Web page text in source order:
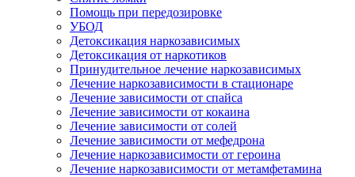
Помощь при передозировке
УБОД
Детоксикация наркозависимых
Детоксикация от наркотиков
Принудительное лечение наркозависимых
Лечение наркозависимости в стационаре
Лечение зависимости от спайса
Лечение зависимости от кокаина
Лечение зависимости от солей
Лечение зависимости от мефедрона
Лечение наркозависимости от героина
Лечение наркозависимости от метамфетамина